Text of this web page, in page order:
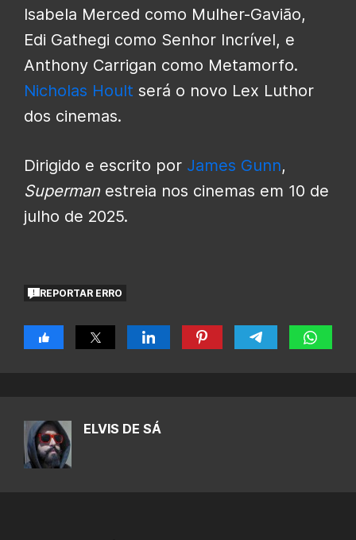
Isabela Merced como Mulher-Gavião,
Edi Gathegi como Senhor Incrível, e
Anthony Carrigan como Metamorfo.
Nicholas Hoult será o novo Lex Luthor
dos cinemas.
Dirigido e escrito por James Gunn,
Superman estreia nos cinemas em 10 de
julho de 2025.
REPORTAR ERRO
ELVIS DE SÁ